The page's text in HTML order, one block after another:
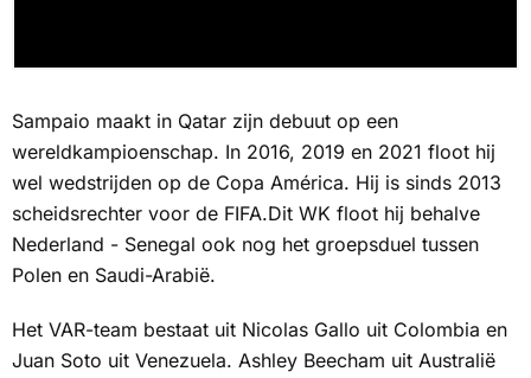
Sampaio maakt in Qatar zijn debuut op een
wereldkampioenschap. In 2016, 2019 en 2021 floot hij
wel wedstrijden op de Copa América. Hij is sinds 2013
scheidsrechter voor de FIFA.Dit WK floot hij behalve
Nederland - Senegal ook nog het groepsduel tussen
Polen en Saudi-Arabië.
Het VAR-team bestaat uit Nicolas Gallo uit Colombia en
Juan Soto uit Venezuela. Ashley Beecham uit Australië